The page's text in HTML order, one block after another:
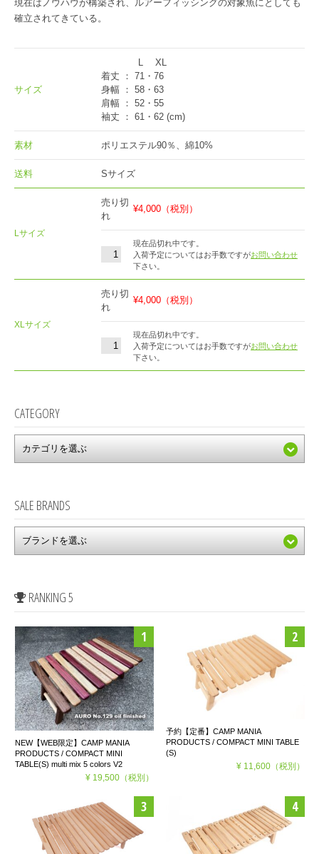
現在はノウハウが構築され、ルアーフィッシングの対象魚にとしても
確立されてきている。
サイズ
L XL
着丈 ： 71・76
身幅 ： 58・63
肩幅 ： 52・55
袖丈 ： 61・62 (cm)
素材 ポリエステル90％、綿10%
送料 Sサイズ
Lサイズ
売り切
れ
¥4,000 （税別）
現在品切れ中です。
入荷予定についてはお手数ですがお問い合わせ
下さい。
XLサイズ
売り切
れ
¥4,000 （税別）
現在品切れ中です。
入荷予定についてはお手数ですがお問い合わせ
下さい。
CATEGORY
SALE BRANDS
RANKING 5
NEW【WEB限定】CAMP MANIA
PRODUCTS / COMPACT MINI
TABLE(S) multi mix 5 colors V2
¥ 19,500（税別）
予約【定番】CAMP MANIA
PRODUCTS / COMPACT MINI TABLE
(S)
¥ 11,600（税別）